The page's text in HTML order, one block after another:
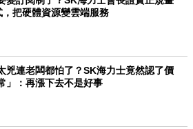
，把硬體資源變雲端服務
兇連老闆都怕了？SK海力士竟然認了價
」：再漲下去不是好事